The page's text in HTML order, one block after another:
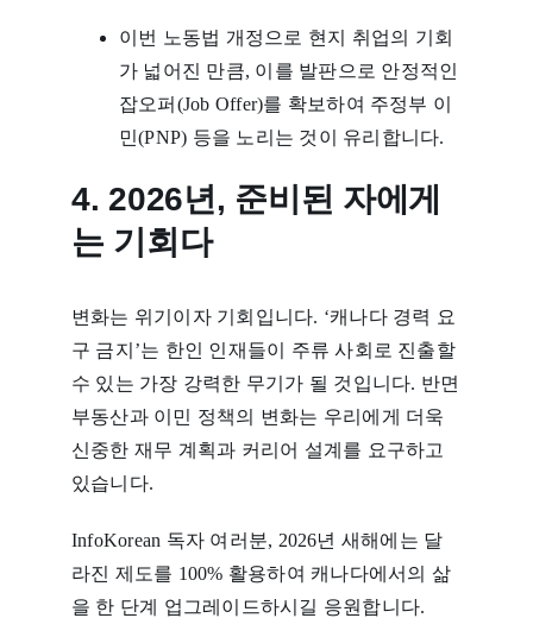
이번 노동법 개정으로 현지 취업의 기회
가 넓어진 만큼, 이를 발판으로 안정적인
잡오퍼(Job Offer)를 확보하여 주정부 이
민(PNP) 등을 노리는 것이 유리합니다.
4. 2026년, 준비된 자에게
는 기회다
변화는 위기이자 기회입니다. ‘캐나다 경력 요
구 금지’는 한인 인재들이 주류 사회로 진출할
수 있는 가장 강력한 무기가 될 것입니다. 반면
부동산과 이민 정책의 변화는 우리에게 더욱
신중한 재무 계획과 커리어 설계를 요구하고
있습니다.
InfoKorean 독자 여러분, 2026년 새해에는 달
라진 제도를 100% 활용하여 캐나다에서의 삶
을 한 단계 업그레이드하시길 응원합니다.